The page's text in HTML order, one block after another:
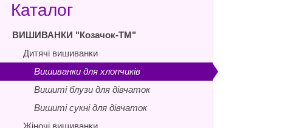
Каталог
ВИШИВАНКИ "Козачок-ТМ"
Дитячі вишиванки
Вишиванки для хлопчиків
Вишиті блузи для дівчаток
Вишиті сукні для дівчаток
Жіночі вишиванки